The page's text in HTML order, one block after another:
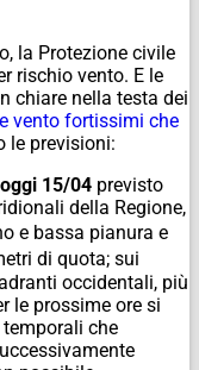
la Protezione civile
rischio vento. E le
chiare nella testa dei
vento fortissimi che
le previsioni:
15/04 previsto
della Regione,
e bassa pianura e
di quota; sui
occidentali, più
le prossime ore si
che